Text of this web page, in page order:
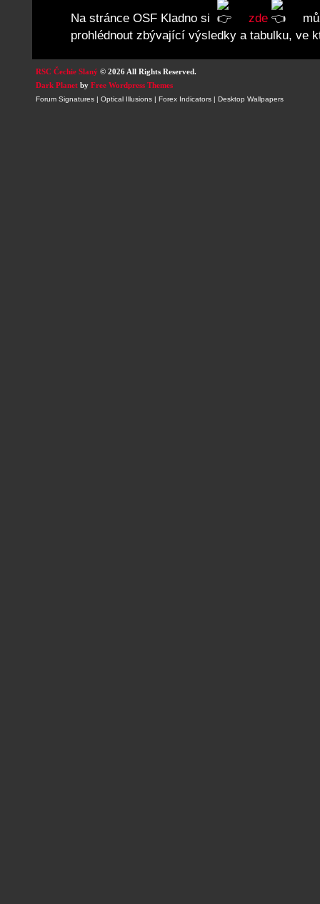
Na stránce OSF Kladno si zde
prohlédnout zbývající výsledky a tabulku, ve
RSC Čechie Slaný © 2026 All Rights Reserved.
Dark Planet by Free Wordpress Themes
Forum Signatures | Optical Illusions | Forex Indicators | Desktop Wallpapers